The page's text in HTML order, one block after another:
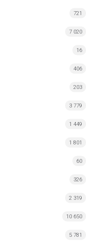
721
7 020
16
406
203
3 779
1 449
1 801
60
326
2 319
10 650
5 781